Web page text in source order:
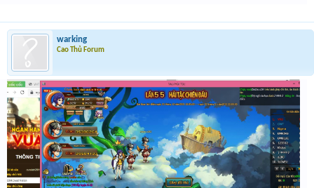
warking
Cao Thủ Forum